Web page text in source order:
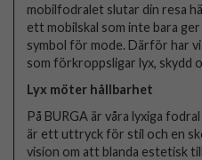
mobilfodralet slutar din resa
ett mobilskal som inte bara
symbol för mode. Därför har
som förkroppsligar lyx, skydd
Lyx möter hållbarhet
På BURGA är våra lyxiga
är ett uttryck för stil och en
vision om att blanda estetisk